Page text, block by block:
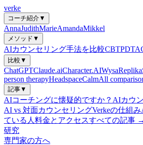
verke
コーチ紹介▼
AnnaJudithMarieAmandaMikkel
メソッド ▼
AIカウンセリング手法を比較CBTPDT
比較 ▼
ChatGPTClaude.aiCharacter.AIWysaReplika
person therapyHeadspaceCalmAll
記事▼
AIコーチングに懐疑的ですか？ AIカウ
AI vs 対面カウンセリングVerkeの仕組み
ている人 料金とアクセスすべての記事 →
研究
専門家の方へ